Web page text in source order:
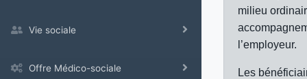
Vie sociale
Offre Médico-sociale
milieu
l’employeur.
Les